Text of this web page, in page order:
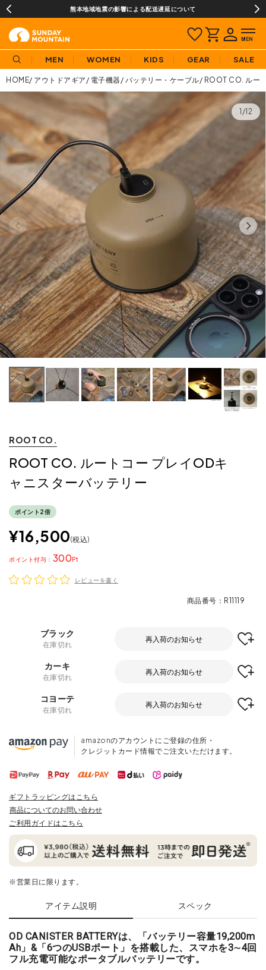
熊本地域地震の影響による配送遅延について
MEN WOMEN KIDS GEAR SALE
HOME アウトドアギア 電子機器 バッテリー・ケーブル ROOT CO. ルー
1/12
ROOT CO.
ROOT CO. ルートコー プレイODキ
ャニスターバッテリー
ポイント2倍
¥16,500 税込
300
ポイント
レビューを書く
商品番号 R11119
ブラック
在庫切れ
再入荷のお知らせ
カーキ
在庫切れ
再入荷のお知らせ
コヨーテ
在庫切れ
再入荷のお知らせ
amazonのアカウントにご登録の住所・
クレジットカード情報でご注文いただけます。
ギフトラッピングはこちら
商品についてのお問い合わせ
ご利用ガイドはこちら
※営業日に限ります。
アイテム説明 スペック
OD CANISTER BATTERYは、「バッテリー容量19,200m
Ah」&「6つのUSBポート」を搭載した、スマホを3∼4回
フル充電可能なポータブルバッテリーです。